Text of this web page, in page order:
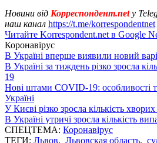
Новини від Корреспондент.net у
наш канал https://t.me/korrespondentnet
Читайте Korrespondent.net в Google
Коронавірус
В Україні вперше виявили новий
В Україні за тиждень різко зросла
19
Нові штами COVID-19: особливості
Україні
У Києві різко зросла кількість
В Україні утричі зросла кількість
СПЕЦТЕМА: Коронавірус
ТЕГИ: Львов, Львовская область,